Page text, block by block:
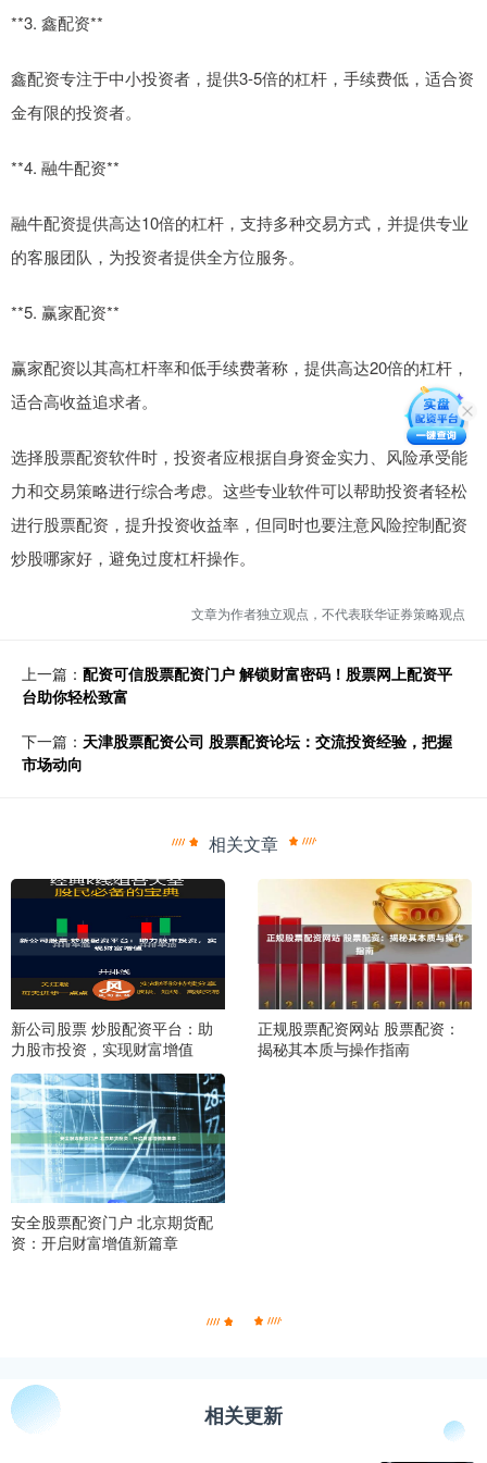
**3. 鑫配资**
鑫配资专注于中小投资者，提供3-5倍的杠杆，手续费低，适合资
金有限的投资者。
**4. 融牛配资**
融牛配资提供高达10倍的杠杆，支持多种交易方式，并提供专业
的客服团队，为投资者提供全方位服务。
**5. 赢家配资**
赢家配资以其高杠杆率和低手续费著称，提供高达20倍的杠杆，
适合高收益追求者。
选择股票配资软件时，投资者应根据自身资金实力、风险承受能
力和交易策略进行综合考虑。这些专业软件可以帮助投资者轻松
进行股票配资，提升投资收益率，但同时也要注意风险控制配资
炒股哪家好，避免过度杠杆操作。
文章为作者独立观点，不代表联华证券策略观点
上一篇： 配资可信股票配资门户 解锁财富密码！股票网上配资平
台助你轻松致富
下一篇： 天津股票配资公司 股票配资论坛：交流投资经验，把握
市场动向
相关文章
新公司股票 炒股配资平台：助
力股市投资，实现财富增值
正规股票配资网站 股票配资：
揭秘其本质与操作指南
安全股票配资门户 北京期货配
资：开启财富增值新篇章
相关更新